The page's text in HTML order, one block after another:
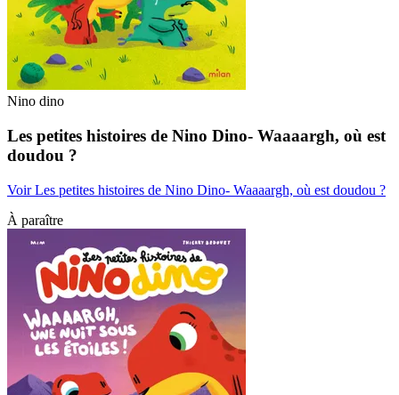
Nino dino
Les petites histoires de Nino Dino- Waaaargh, où est
doudou ?
Voir Les petites histoires de Nino Dino- Waaaargh, où est doudou ?
À paraître